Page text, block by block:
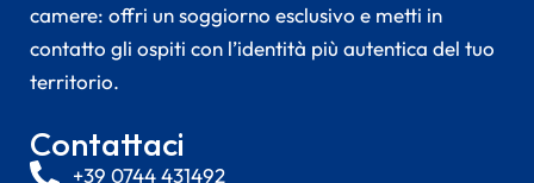
camere: offri un soggiorno esclusivo e metti in
contatto gli ospiti con l’identità più autentica del tuo
territorio.
Contattaci
+39 0744 431492